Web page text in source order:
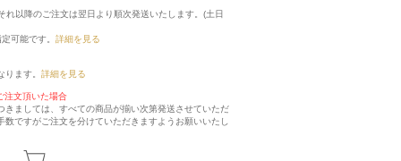
れ以降のご注文は翌日より順次発送いたします。(土日
可能です。 詳細を見る
ます。 詳細を見る
注文頂いた場合
きましては、すべての商品が揃い次第発送させていただ
ですがご注文を分けていただきますようお願いいたし